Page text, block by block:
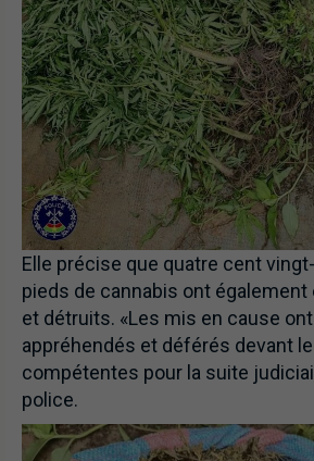
Elle précise que quatre cent
pieds de cannabis ont
et détruits. «Les mis en cause
appréhendés et déférés devant
compétentes pour la suite
police.